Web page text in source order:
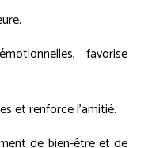
favorise
et renforce l'amitié.
de bien-être et de